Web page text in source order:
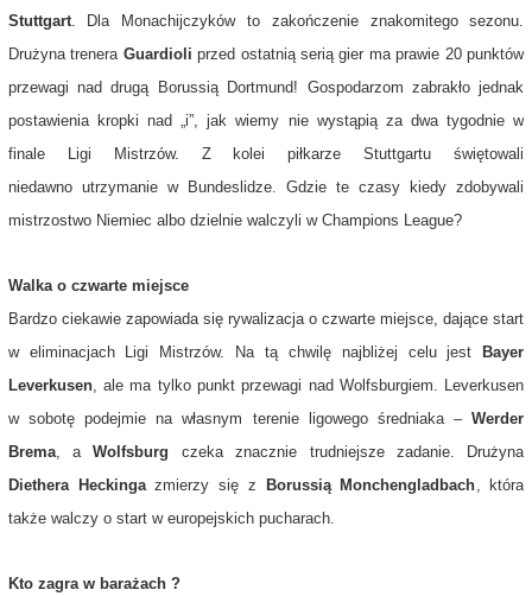
Stuttgart. Dla Monachijczyków to zakończenie znakomitego sezonu.
Drużyna trenera Guardioli przed ostatnią serią gier ma prawie 20 punktów
przewagi nad drugą Borussią Dortmund! Gospodarzom zabrakło jednak
postawienia kropki nad „i”, jak wiemy nie wystąpią za dwa tygodnie w
finale
Ligi Mistrzów. Z kolei piłkarze Stuttgartu świętowali
niedawno utrzymanie w Bundeslidze. Gdzie te czasy kiedy zdobywali
mistrzostwo Niemiec albo dzielnie walczyli w Champions League?
Walka o czwarte miejsce
Bardzo ciekawie zapowiada się rywalizacja o czwarte miejsce, dające start
w eliminacjach Ligi Mistrzów. Na tą chwilę najbliżej celu jest
Bayer
Leverkusen, ale ma tylko punkt przewagi nad Wolfsburgiem. Leverkusen
w sobotę podejmie na własnym terenie ligowego średniaka –Werder
Brema, aWolfsburg czeka znacznie trudniejsze zadanie. Drużyna
Diethera Heckingazmierzy się z Borussią Monchengladbach, która
także walczy o start w europejskich pucharach.
Kto zagra w barażach ?